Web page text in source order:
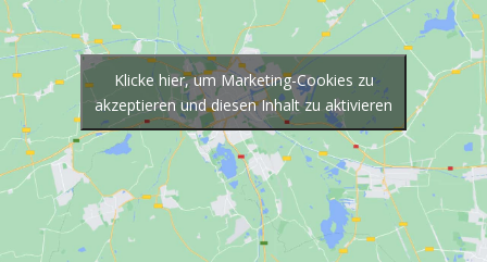
Klicke hier, um Marketing-Cookies zu
akzeptieren und diesen Inhalt zu aktivieren